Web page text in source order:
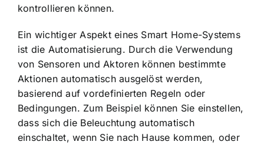
kontrollieren können.
Ein wichtiger Aspekt eines Smart Home-Systems
ist die Automatisierung. Durch die Verwendung
von Sensoren und Aktoren können bestimmte
Aktionen automatisch ausgelöst werden,
basierend auf vordefinierten Regeln oder
Bedingungen. Zum Beispiel können Sie einstellen,
dass sich die Beleuchtung automatisch
einschaltet, wenn Sie nach Hause kommen, oder